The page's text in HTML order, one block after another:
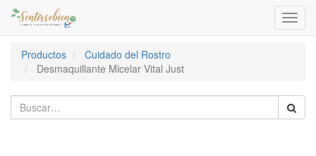
Productos
Cuidado del Rostro
Desmaquillante Micelar Vital Just